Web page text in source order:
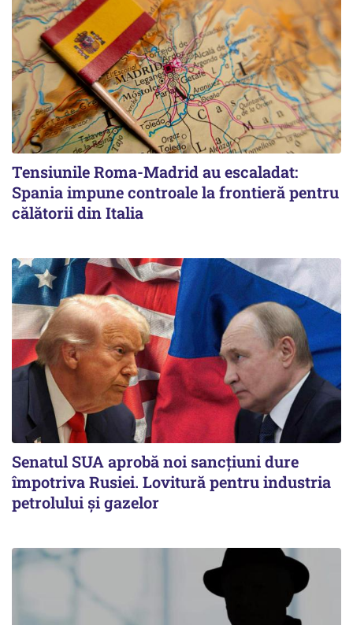
Tensiunile Roma-Madrid au escaladat:
Spania impune controale la frontieră pentru
călătorii din Italia
Senatul SUA aprobă noi sancțiuni dure
împotriva Rusiei. Lovitură pentru industria
petrolului și gazelor